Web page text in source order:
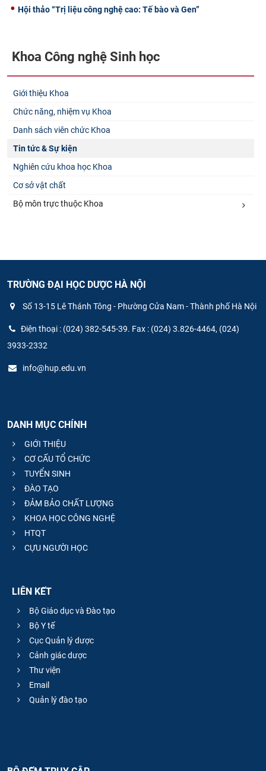
Hội thảo “Trị liệu công nghệ cao: Tế bào và Gen”
Khoa Công nghệ Sinh học
Giới thiệu Khoa
Chức năng, nhiệm vụ Khoa
Danh sách viên chức Khoa
Tin tức & Sự kiện
Nghiên cứu khoa học Khoa
Cơ sở vật chất
Bộ môn trực thuộc Khoa
TRƯỜNG ĐẠI HỌC DƯỢC HÀ NỘI
Số 13-15 Lê Thánh Tông - Phường Cửa Nam - Thành phố Hà Nội
Điện thoại : (024) 382-545-39. Fax : (024) 3.826-4464, (024)
3933-2332
info@hup.edu.vn
DANH MỤC CHÍNH
GIỚI THIỆU
CƠ CẤU TỔ CHỨC
TUYỂN SINH
ĐÀO TẠO
ĐẢM BẢO CHẤT LƯỢNG
KHOA HỌC CÔNG NGHỆ
HTQT
CỰU NGƯỜI HỌC
LIÊN KẾT
Bộ Giáo dục và Đào tạo
Bộ Y tế
Cục Quản lý dược
Cảnh giác dược
Thư viện
Email
Quản lý đào tạo